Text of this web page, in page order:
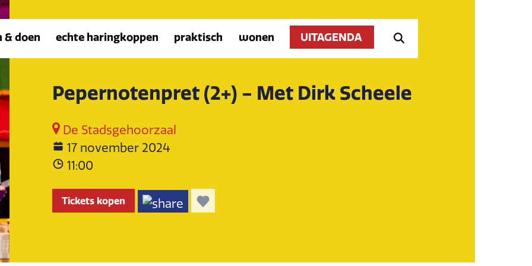
& doen echte haringkoppen praktisch wonen UITAGENDA
Pepernotenpret (2+) - Met Dirk Scheele
De Stadsgehoorzaal
17 november 2024
11:00
Tickets kopen